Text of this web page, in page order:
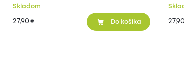
Skladom
27,90 € Do košíka